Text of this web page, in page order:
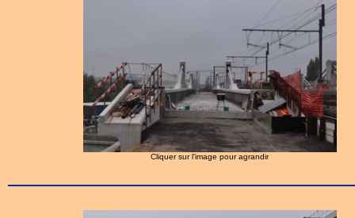
Cliquer sur l'image pour agrandir